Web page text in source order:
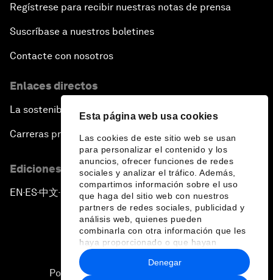
Esta página web usa cookies
Las cookies de este sitio web se usan
para personalizar el contenido y los
anuncios, ofrecer funciones de redes
sociales y analizar el tráfico. Además,
compartimos información sobre el uso
que haga del sitio web con nuestros
partners de redes sociales, publicidad y
análisis web, quienes pueden
combinarla con otra información que les
haya proporcionado o que hayan
recopilado a partir del uso que haya
hecho de sus servicios.
Denegar
Regístrese para recibir nuestras notas de prensa
Suscríbase a nuestros boletines
Contacte con nosotros
Enlaces directos
La sostenibilidad en el Foro
Carreras profesionales
Ediciones en otros idiomas
EN ▪ES▪中文▪ 日本語
Política de privacidad y normas de uso